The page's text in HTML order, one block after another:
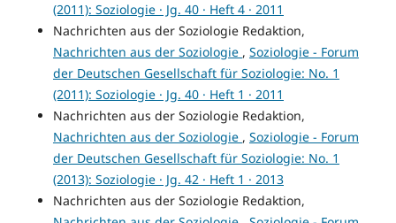
(2011): Soziologie · Jg. 40 · Heft 4 · 2011
Nachrichten aus der Soziologie Redaktion,
Nachrichten aus der Soziologie , Soziologie - Forum
der Deutschen Gesellschaft für Soziologie: No. 1
(2011): Soziologie · Jg. 40 · Heft 1 · 2011
Nachrichten aus der Soziologie Redaktion,
Nachrichten aus der Soziologie , Soziologie - Forum
der Deutschen Gesellschaft für Soziologie: No. 1
(2013): Soziologie · Jg. 42 · Heft 1 · 2013
Nachrichten aus der Soziologie Redaktion,